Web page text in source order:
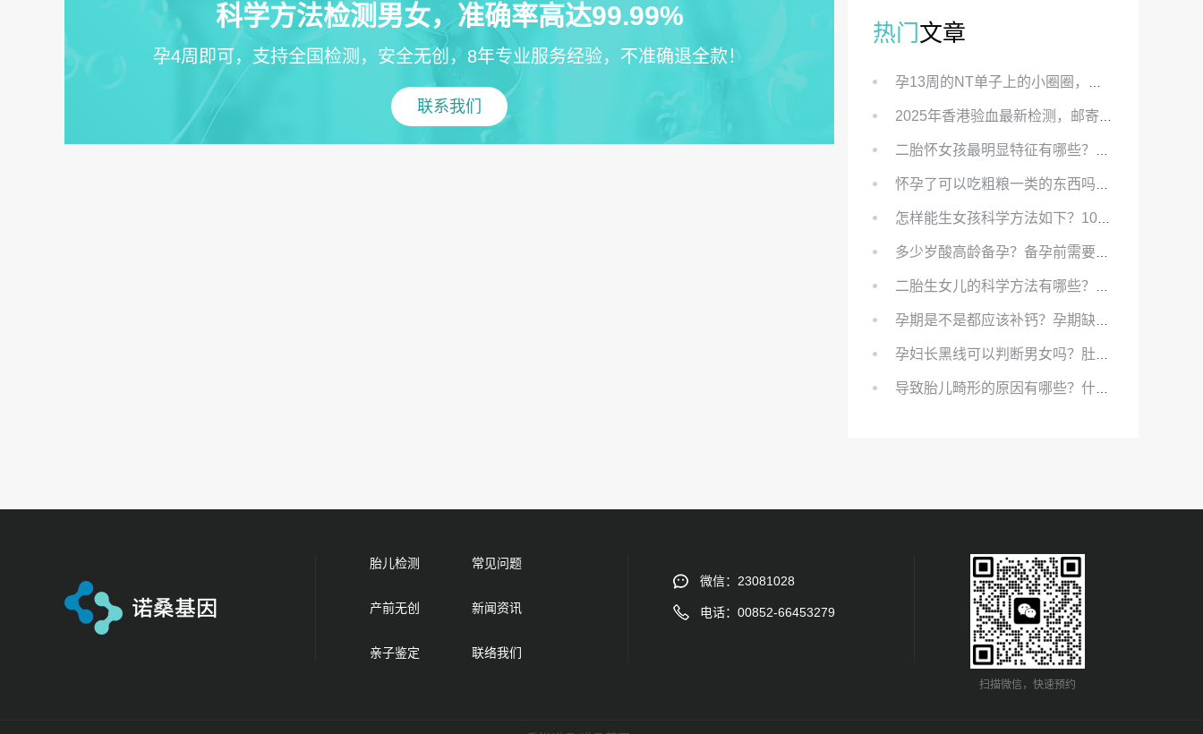
科学方法检测男女，准确率高达99.99%
孕4周即可，支持全国检测，安全无创，8年专业服务经验，不准确退全款！
联系我们
热门文章
胎儿检测 常见问题
产前无创 新闻资讯
亲子鉴定 联络我们
微信：23081028
电话：00852-66453279
扫描微信，快速预约